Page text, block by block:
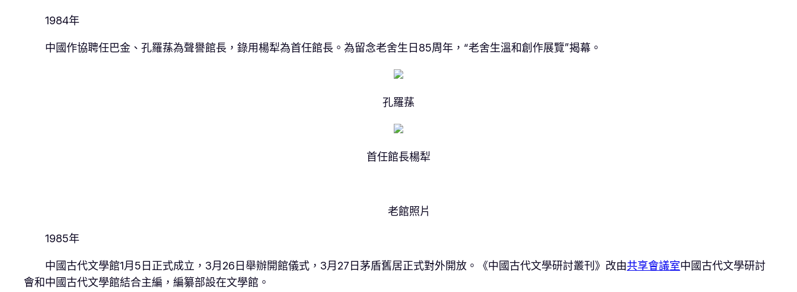
1984年
中國作協聘任巴金、孔羅蓀為聲譽館長，錄用楊犁為首任館長。為留念老舍生日85周年，“老舍生溫和創作展覽”揭幕。
孔羅蓀
首任館長楊犁
老館照片
1985年
中國古代文學館1月5日正式成立，3月26日舉辦開館儀式，3月27日茅盾舊居正式對外開放。《中國古代文學研討叢刊》改由共享會議室中國古代文學研討
會和中國古代文學館結合主編，編纂部設在文學館。